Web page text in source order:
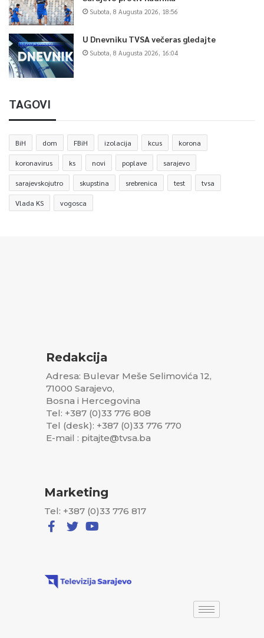
Subota, 8 Augusta 2026, 18:56
U Dnevniku TVSA večeras gledajte
Subota, 8 Augusta 2026, 16:04
TAGOVI
BiH dom FBiH izolacija kcus korona
koronavirus ks novi poplave sarajevo
sarajevskojutro skupstina srebrenica test tvsa
Vlada KS vogosca
Redakcija
Adresa: Bulevar Meše Selimovića 12,
71000 Sarajevo,
Bosna i Hercegovina
Tel: +387 (0)33 776 808
Tel (desk): +387 (0)33 776 770
E-mail : pitajte@tvsa.ba
Marketing
Tel: +387 (0)33 776 817